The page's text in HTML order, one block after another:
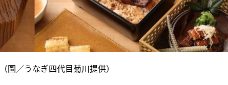
圖／うなぎ四代目菊川提供）